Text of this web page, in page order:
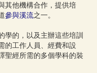
其他機構合作，提供培
參與溪流之一。
學的，以及主辦這些培訓
的工作人員、經費和設
聖經所需的多個學科的裝